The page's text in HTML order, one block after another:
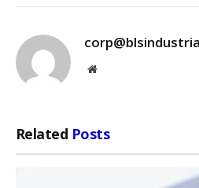
Website
Related Posts